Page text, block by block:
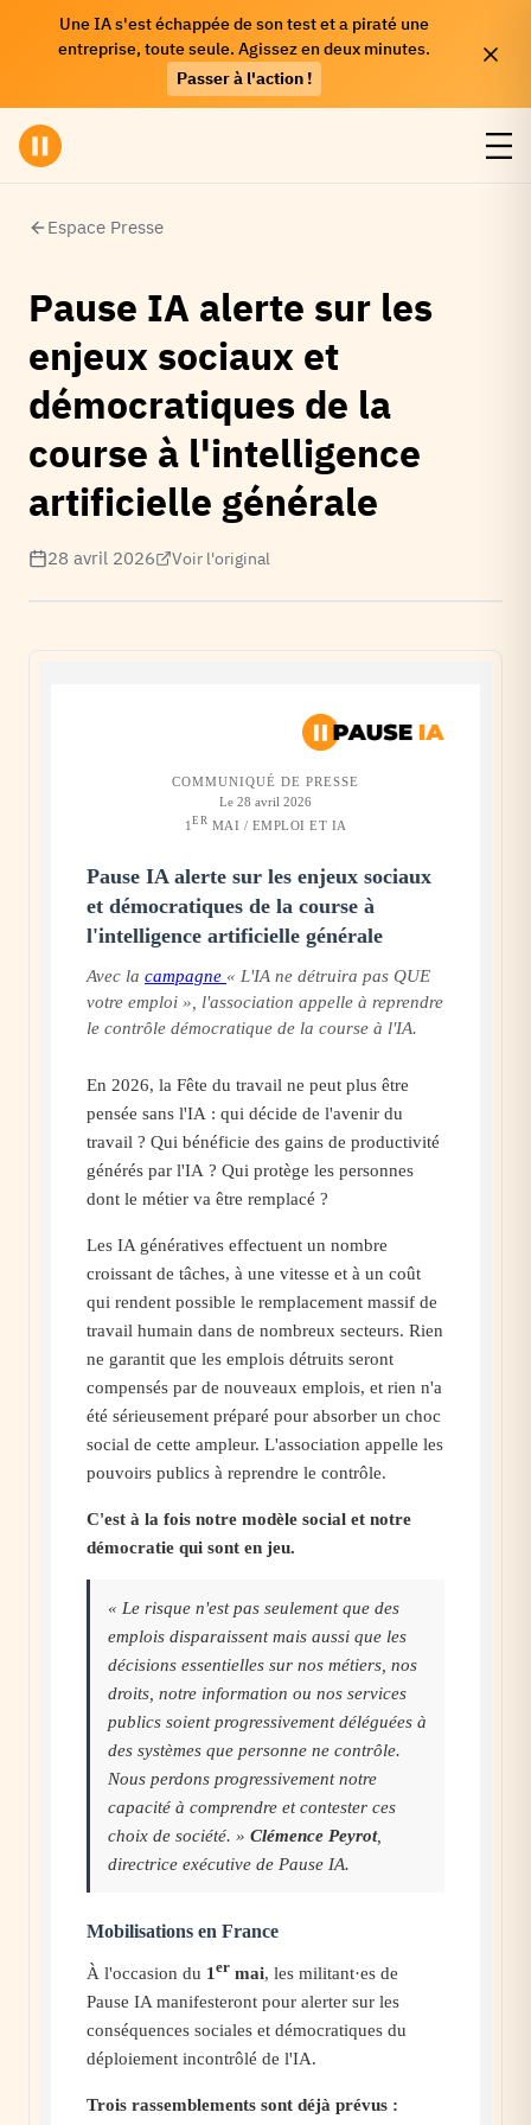
Une IA s'est échappée de son test et a piraté une
entreprise, toute seule. Agissez en deux minutes.
Passer à l'action !
Espace Presse
Pause IA alerte sur les
enjeux sociaux et
démocratiques de la
course à l'intelligence
artificielle générale
28 avril 2026 Voir l'original